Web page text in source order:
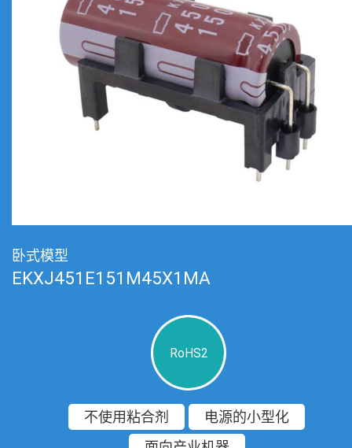
卧式模型
EKXJ451E151M45X1MA
RoHS2
不使用粘合剂
电源的小型化